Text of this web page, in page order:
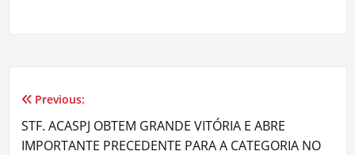
Navegação
de
Previous:
STF. ACASPJ OBTEM GRANDE VITÓRIA E ABRE
IMPORTANTE PRECEDENTE PARA A CATEGORIA NO